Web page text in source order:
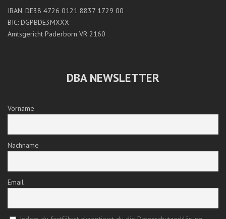
IBAN: DE38 4726 0121 8837 1729 00
BIC: DGPBDE3MXXX
Amtsgericht Paderborn VR 2160
DBA NEWSLETTER
Vorname
Nachname
Email